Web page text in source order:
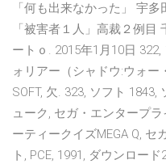
「何も出来なかった」 宇
「被害者１人」高裁２例
ートｏ. 2015年1月10日 322,
ォリアー（シャドウ:ウォー
SOFT, 欠. 323, ソフト 1843,
ューク, セガ・エンタープ
ーティークイズMEGA Q, セ
ト, PCE, 1991, ダウンロー